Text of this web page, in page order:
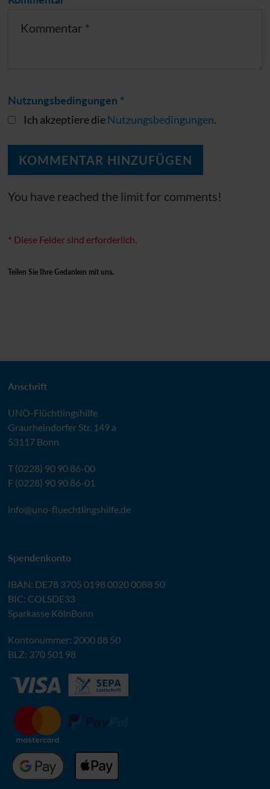
Nutzungsbedingungen *
Ich akzeptiere dieNutzungsbedingungen.
You have reached the limit for comments!
* Diese Felder sind erforderlich.
Teilen Sie Ihre Gedanken mit uns.
Anschrift
UNO-Flüchtlingshilfe
Graurheindorfer Str. 149 a
53117 Bonn
T (0228) 90 90 86-00
F (0228) 90 90 86-01
info@uno-fluechtlingshilfe.de
Spendenkonto
IBAN: DE78 3705 0198 0020 0088 50
BIC: COLSDE33
Sparkasse KölnBonn
Kontonummer: 2000 88 50
BLZ: 370 501 98